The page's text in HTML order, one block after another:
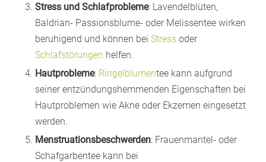
Stress und Schlafprobleme: Lavendelblüten,
Baldrian- Passionsblume- oder Melissentee wirken
beruhigend und können bei Stress oder
Schlafstörungen helfen.
Hautprobleme: Ringelblumentee kann aufgrund
seiner entzündungshemmenden Eigenschaften bei
Hautproblemen wie Akne oder Ekzemen eingesetzt
werden.
Menstruationsbeschwerden: Frauenmantel- oder
Schafgarbentee kann bei